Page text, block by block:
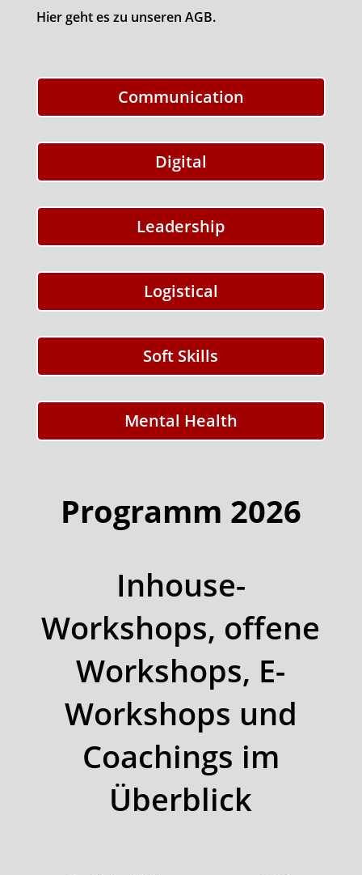
Hier geht es zu unseren AGB.
Communication
Digital
Leadership
Logistical
Soft Skills
Mental Health
Programm 2026
Inhouse-
Workshops, offene
Workshops, E-
Workshops und
Coachings im
Überblick